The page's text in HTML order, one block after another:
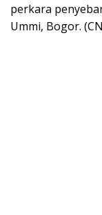
perkara
Ummi, Bogor.